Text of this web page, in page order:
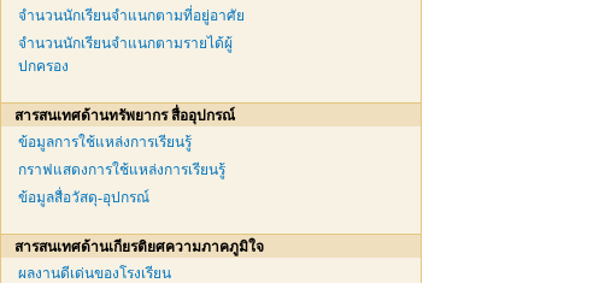
จำนวนนักเรียนจำแนกตามที่อยู่อาศัย
จำนวนนักเรียนจำแนกตามรายได้ผู้
ปกครอง
สารสนเทศด้านทรัพยากร สื่ออุปกรณ์
ข้อมูลการใช้แหล่งการเรียนรู้
กราฟแสดงการใช้แหล่งการเรียนรู้
ข้อมูลสื่อวัสดุ-อุปกรณ์
สารสนเทศด้านเกียรติยศความภาคภูมิใจ
ผลงานดีเด่นของโรงเรียน